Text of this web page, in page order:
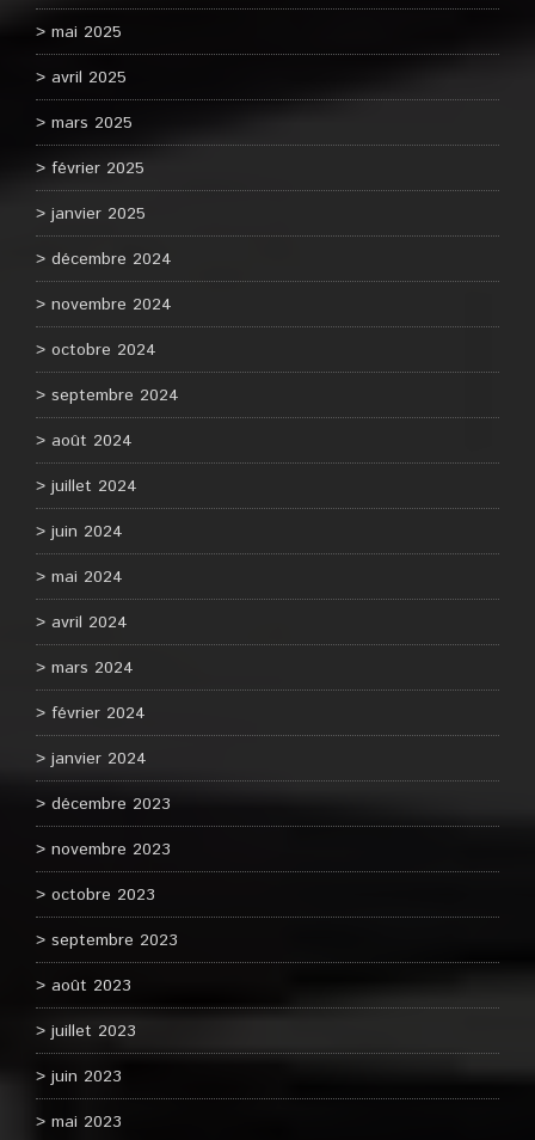
mai 2025
avril 2025
mars 2025
février 2025
janvier 2025
décembre 2024
novembre 2024
octobre 2024
septembre 2024
août 2024
juillet 2024
juin 2024
mai 2024
avril 2024
mars 2024
février 2024
janvier 2024
décembre 2023
novembre 2023
octobre 2023
septembre 2023
août 2023
juillet 2023
juin 2023
mai 2023